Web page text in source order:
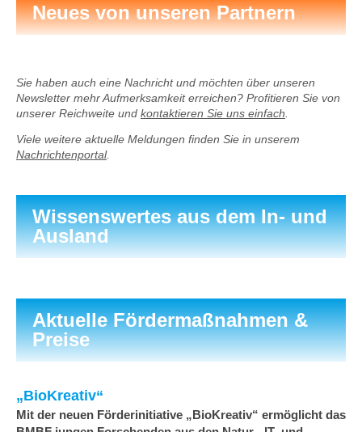
Neues von unseren Partnern
Sie haben auch eine Nachricht und möchten über unseren
Newsletter mehr Aufmerksamkeit erreichen? Profitieren Sie von
unserer Reichweite und kontaktieren Sie uns einfach
Viele weitere aktuelle Meldungen finden Sie in unserem
Nachrichtenportal.
Wissenswertes aus dem In- und
Ausland
Aktuelle Fördermaßnahmen &
Preise
„BioKreativ“
Mit der neuen Förderinitiative „BioKreativ“ ermöglicht das